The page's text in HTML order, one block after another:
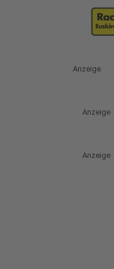
Anzeige
Anzeige
Anzeige